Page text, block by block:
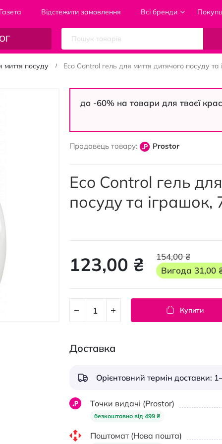
Газета Відстежити замовлення Всі бренди
миття посуду Eco Control гель для миття дитячого посуду
до -60% на товари для твоєї
Продавець товару: Prostor
Eco Control гель
посуду та іграшок,
123,00 ₴
154,00 ₴
Вигода 31,00
Купити
Доставка
Орієнтовний термін доставки:
Точки видачі (Prostor)
безкоштовно від 499 ₴
Поштомат (Нова пошта)